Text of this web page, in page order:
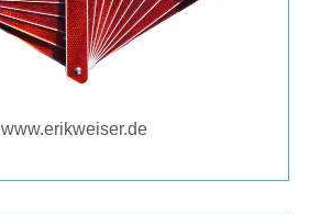
www.erikweiser.de